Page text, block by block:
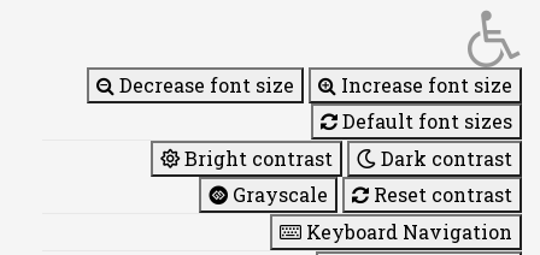
Decrease font size
Increase font size
Default font sizes
Bright contrast
Dark contrast
Grayscale
Reset contrast
Keyboard Navigation